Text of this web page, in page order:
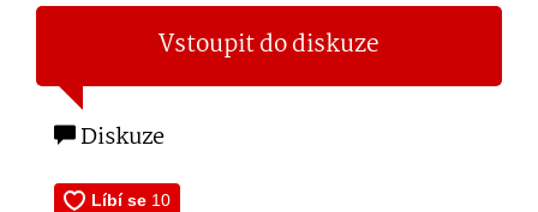
Vstoupit do diskuze
Diskuze